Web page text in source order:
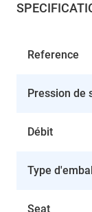
Reference
Pression de
Débit
Type
Seat